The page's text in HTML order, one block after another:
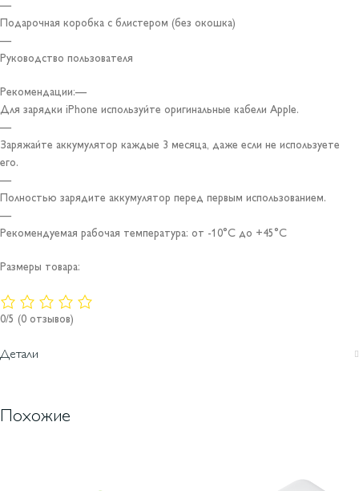
—
Подарочная коробка с блистером (без окошка)
—
Руководство пользователя
Рекомендации:—
Для зарядки iPhone используйте оригинальные кабели Apple.
—
Заряжайте аккумулятор каждые 3 месяца, даже если не используете
его.
—
Полностью зарядите аккумулятор перед первым использованием.
—
Рекомендуемая рабочая температура: от -10°C до +45°C
Размеры товара:
0/5 (0 отзывов)
Детали
Похожие